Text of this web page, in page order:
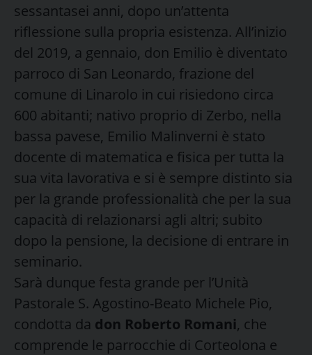
sessantasei anni, dopo un’attenta
riflessione sulla propria esistenza. All’inizio
del 2019, a gennaio, don Emilio è diventato
parroco di San Leonardo, frazione del
comune di Linarolo in cui risiedono circa
600 abitanti; nativo proprio di Zerbo, nella
bassa pavese, Emilio Malinverni è stato
docente di matematica e fisica per tutta la
sua vita lavorativa e si è sempre distinto sia
per la grande professionalità che per la sua
capacità di relazionarsi agli altri; subito
dopo la pensione, la decisione di entrare in
seminario.
Sarà dunque festa grande per l’Unità
Pastorale S. Agostino-Beato Michele Pio,
condotta da don Roberto Romani, che
comprende le parrocchie di Corteolona e